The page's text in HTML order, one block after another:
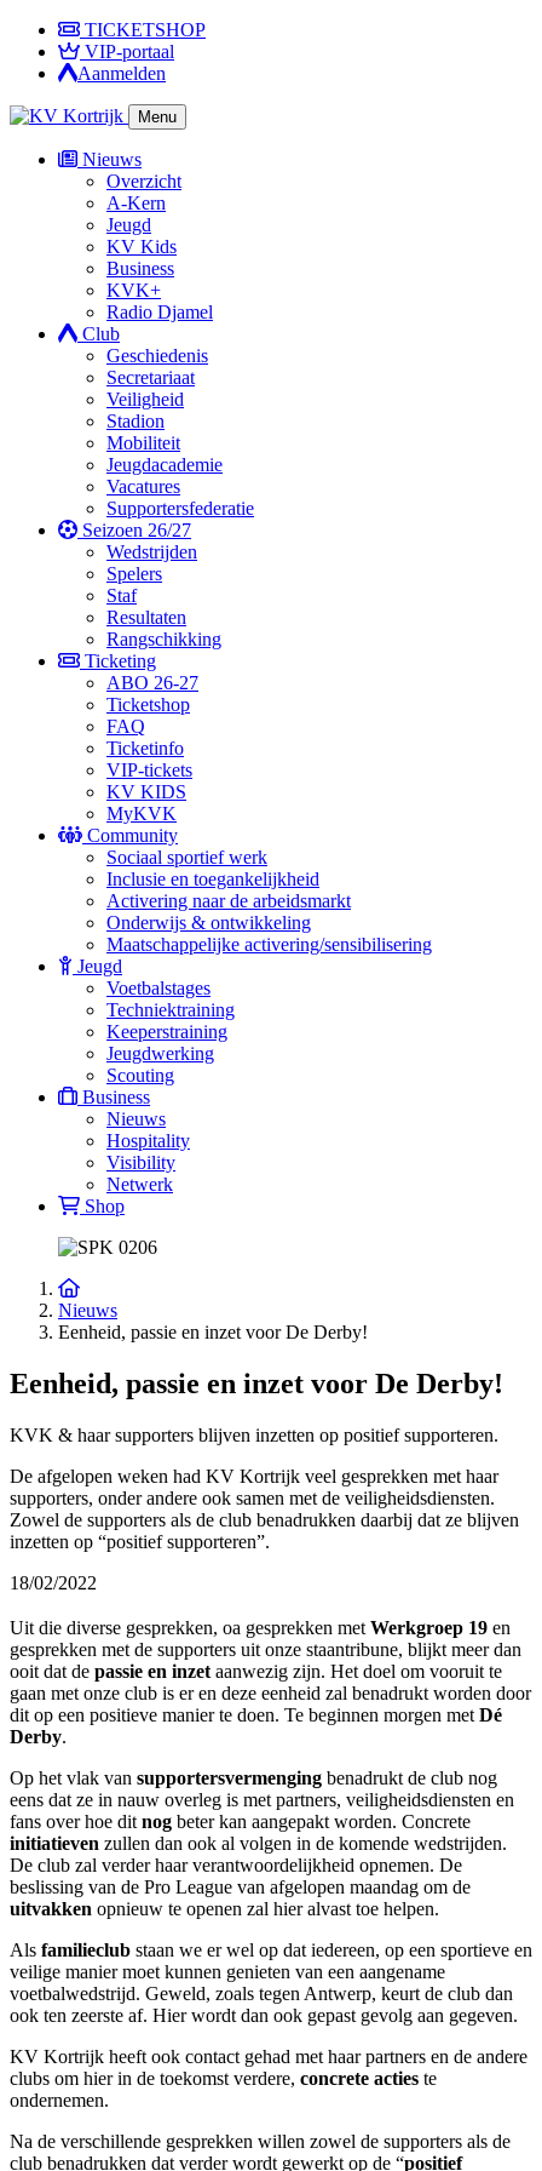
TICKETSHOP
VIP-portaal
Aanmelden
Menu
Nieuws
Overzicht
A-Kern
Jeugd
KV Kids
Business
KVK+
Radio Djamel
Club
Geschiedenis
Secretariaat
Veiligheid
Stadion
Mobiliteit
Jeugdacademie
Vacatures
Supportersfederatie
Seizoen 26/27
Wedstrijden
Spelers
Staf
Resultaten
Rangschikking
Ticketing
ABO 26-27
Ticketshop
FAQ
Ticketinfo
VIP-tickets
KV KIDS
MyKVK
Community
Sociaal sportief werk
Inclusie en toegankelijkheid
Activering naar de arbeidsmarkt
Onderwijs & ontwikkeling
Maatschappelijke activering/sensibilisering
Jeugd
Voetbalstages
Techniektraining
Keeperstraining
Jeugdwerking
Scouting
Business
Nieuws
Hospitality
Visibility
Netwerk
Shop
Nieuws
Eenheid, passie en inzet voor De Derby!
Eenheid, passie en inzet voor De Derby!
KVK & haar supporters blijven inzetten op positief supporteren.
De afgelopen weken had KV Kortrijk veel gesprekken met haar
supporters, onder andere ook samen met de veiligheidsdiensten.
Zowel de supporters als de club benadrukken daarbij dat ze blijven
inzetten op “positief supporteren”.
18/02/2022
Uit die diverse gesprekken, oa gesprekken met Werkgroep 19 en
gesprekken met de supporters uit onze staantribune, blijkt meer dan
ooit dat de passie en inzet aanwezig zijn. Het doel om vooruit te
gaan met onze club is er en deze eenheid zal benadrukt worden door
dit op een positieve manier te doen. Te beginnen morgen met Dé
Derby.
Op het vlak van supportersvermenging benadrukt de club nog
eens dat ze in nauw overleg is met partners, veiligheidsdiensten en
fans over hoe dit nog beter kan aangepakt worden. Concrete
initiatieven zullen dan ook al volgen in de komende wedstrijden.
De club zal verder haar verantwoordelijkheid opnemen. De
beslissing van de Pro League van afgelopen maandag om de
uitvakken opnieuw te openen zal hier alvast toe helpen.
Als familieclub staan we er wel op dat iedereen, op een sportieve en
veilige manier moet kunnen genieten van een aangename
voetbalwedstrijd. Geweld, zoals tegen Antwerp, keurt de club dan
ook ten zeerste af. Hier wordt dan ook gepast gevolg aan gegeven.
KV Kortrijk heeft ook contact gehad met haar partners en de andere
clubs om hier in de toekomst verdere, concrete acties te
ondernemen.
Na de verschillende gesprekken willen zowel de supporters als de
club benadrukken dat verder wordt gewerkt op de “positief